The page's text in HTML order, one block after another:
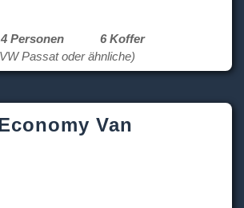
4 Personen
6 Koffer